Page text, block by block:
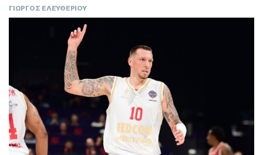
ΓΙΩΡΓΟΣ ΕΛΕΥΘΕΡΙΟΥ